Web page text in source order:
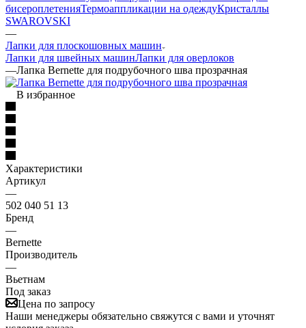
бисероплетенияТермоаппликации на одеждуКристаллы
SWAROVSKI
—
Лапки для плоскошовных машин
Лапки для швейных машинЛапки для оверлоков
—Лапка Bernette для подрубочного шва прозрачная
В избранное
Характеристики
Артикул
—
502 040 51 13
Бренд
—
Bernette
Производитель
—
Вьетнам
Под заказ
Цена по запросу
Наши менеджеры обязательно свяжутся с вами и уточнят